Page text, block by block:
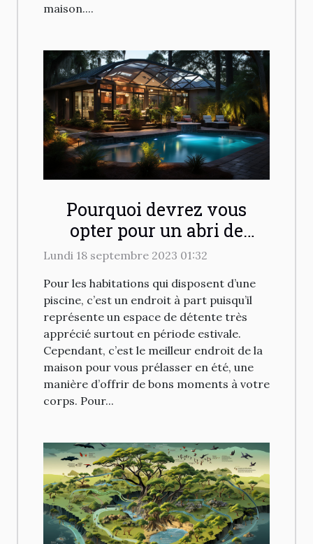
maison....
Pourquoi devrez vous
opter pour un abri de
piscine ?
Lundi 18 septembre 2023 01:32
Pour les habitations qui disposent d’une
piscine, c’est un endroit à part puisqu’il
représente un espace de détente très
apprécié surtout en période estivale.
Cependant, c’est le meilleur endroit de la
maison pour vous prélasser en été, une
manière d’offrir de bons moments à votre
corps. Pour...